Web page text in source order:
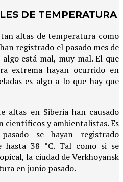
DE TEMPERATURA
altas de temperatura como
registrado el pasado mes de
está mal, muy mal. El que
extrema hayan ocurrido en
es algo a lo que hay que
altas en Siberia han causado
científicos y ambientalistas. Es
se hayan registrado
hasta 38 °C. Tal como si se
la ciudad de Verkhoyansk
en junio pasado.